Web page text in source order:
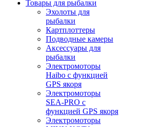
Товары для рыбалки
Эхолоты для
рыбалки
Картплоттеры
Подводные камеры
Аксессуары для
рыбалки
Электромоторы
Haibo с функцией
GPS якоря
Электромоторы
SEA-PRO с
функцией GPS якоря
Электромоторы